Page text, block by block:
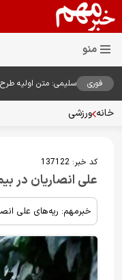
فوری
سلیمی: متن اولیه
خانه ورزشی
کد خبر: 137122
علی انصاریان در
خبرمهم: ریه‌های علی انصاریان